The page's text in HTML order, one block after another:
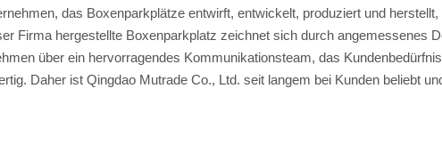
das Boxenparkplätze entwirft, entwickelt, produziert und
Firma hergestellte Boxenparkplatz zeichnet sich durch angemessenes
über ein hervorragendes Kommunikationsteam, das
Daher ist Qingdao Mutrade Co., Ltd. seit langem bei Kunden beliebt